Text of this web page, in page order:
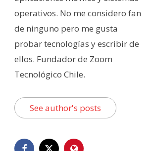
operativos. No me considero fan
de ninguno pero me gusta
probar tecnologías y escribir de
ellos. Fundador de Zoom
Tecnológico Chile.
See author's posts